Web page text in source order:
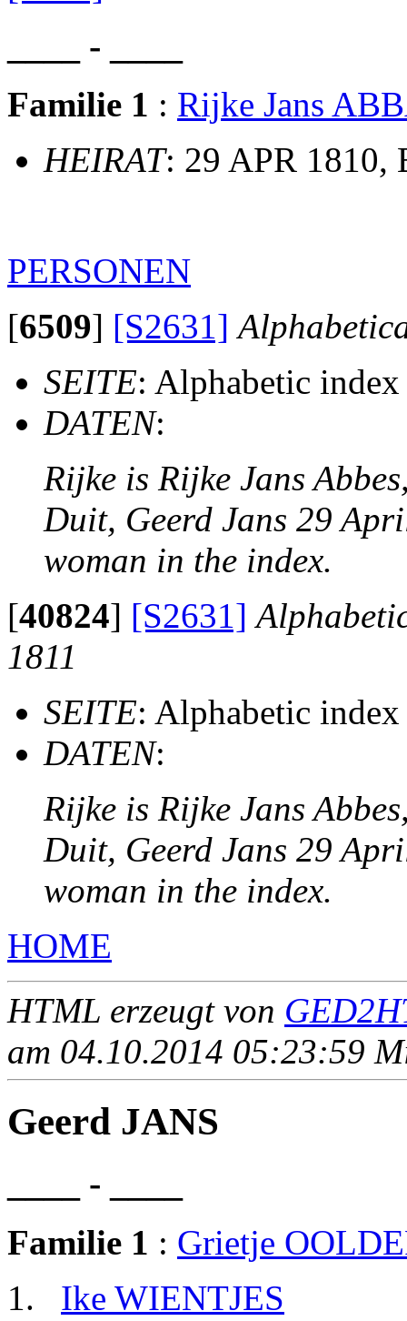
____ - ____
Familie 1 : Rijke Jans
HEIRAT: 29 APR
PERSONEN
[6509] [S2631]
SEITE: Alphabetic
DATEN:
Rijke is Rijke Jans
Duit, Geerd Jans 29
woman in the index.
[40824] [S2631]
1811
SEITE: Alphabetic
DATEN:
Rijke is Rijke Jans
Duit, Geerd Jans 29
woman in the index.
HOME
HTML erzeugt von
am 04.10.2014 05:23:59
Geerd JANS
____ - ____
Familie 1 : Grietje
Ike WIENTJES